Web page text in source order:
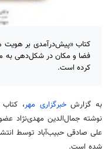
کتاب «پیش‌درآمدی بر هویت
فضا و مکان در شکل‌دهی به
کرده است.
به گزارشخبرگزاری مهر،
نوشته جمال‌الدین مهدی‌نژاد
علی صادقی حبیب‌آباد توسط
شده است.